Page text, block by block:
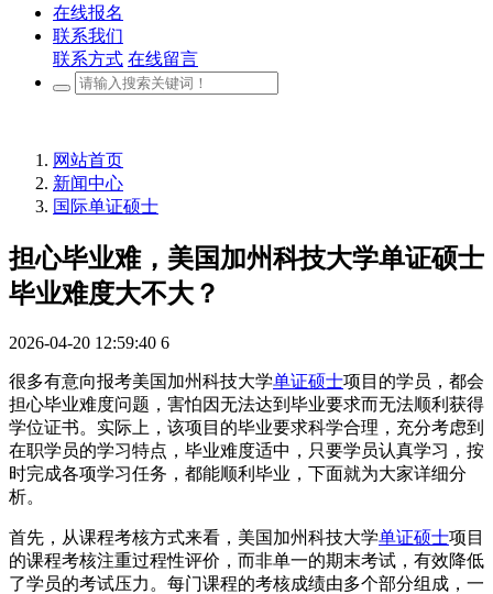
在线报名
联系我们
联系方式 在线留言
网站首页
新闻中心
国际单证硕士
担心毕业难，美国加州科技大学单证硕士
毕业难度大不大？
2026-04-20 12:59:40 6
很多有意向报考美国加州科技大学单证硕士项目的学员，都会
担心毕业难度问题，害怕因无法达到毕业要求而无法顺利获得
学位证书。实际上，该项目的毕业要求科学合理，充分考虑到
在职学员的学习特点，毕业难度适中，只要学员认真学习，按
时完成各项学习任务，都能顺利毕业，下面就为大家详细分
析。
首先，从课程考核方式来看，美国加州科技大学单证硕士项目
的课程考核注重过程性评价，而非单一的期末考试，有效降低
了学员的考试压力。每门课程的考核成绩由多个部分组成，一